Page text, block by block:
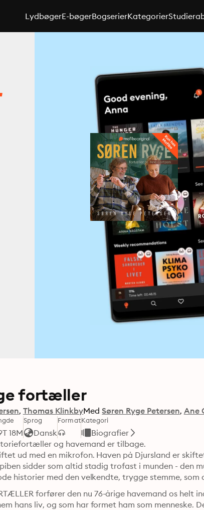
LydbøgerE-bøgerBogserierKategorier
fortæller
Thomas KlinkbyMed Søren Ryge Petersen Ane
18M
Sprog
Dansk
FormatKategori
Biografier
og havemand er tilbage.
ud med en mikrofon. Haven på Djursland er
sidder som altid stadig trofast i munden - den
historier med den velkendte, trygge stemme, som
forfører den nu 76-årige havemand os
hans liv, og som har formet ham som menneske.